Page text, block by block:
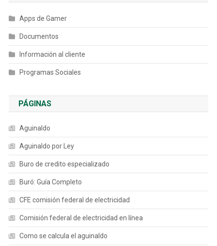
Apps de Gamer
Documentos
Información al cliente
Programas Sociales
PÁGINAS
Aguinaldo
Aguinaldo por Ley
Buro de credito especializado
Buró: Guía Completo
CFE comisión federal de electricidad
Comisión federal de electricidad en línea
Como se calcula el aguinaldo